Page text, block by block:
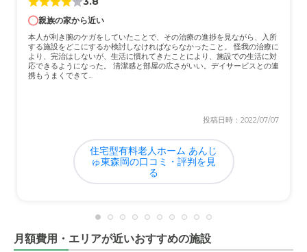
外観・内装・居室・設備について
まだ施設は築５年程度で、外観は落ち着いた佇まいで、内
装も小奇麗でまずまずです。個室も使いやすい部屋になっ
ています。
定期的な検査があるし、何かあればすぐに連絡が来て、対
ので安心です。
近隣環境や交通アクセスについて
料金費用について
親族の家から近い
本人が利き腕のケガをしていたことで、その治療の進捗を見ながら、入所
する施設をどこにするか検討しなければならなかったこと。 怪我の治療に
より、完治はしないが、生活に慣れてきたことにより、施設での生活に対
応できるようになった。 清潔感と部屋の広さがいい。デイサービスとの連
携もうまくできて...
投稿日時：2022/07/07
住宅型有料老人ホーム あんじ
ゅ東森岡の口コミ・評判を見
る
月額費用・エリアが近いおすすめの施設